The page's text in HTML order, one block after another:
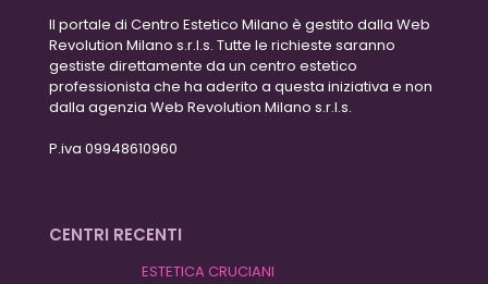
Il portale di Centro Estetico Milano è gestito dalla Web
Revolution Milano s.r.l.s. Tutte le richieste saranno
gestiste direttamente da un centro estetico
professionista che ha aderito a questa iniziativa e non
dalla agenzia Web Revolution Milano s.r.l.s.
P.iva 09948610960
CENTRI RECENTI
ESTETICA CRUCIANI